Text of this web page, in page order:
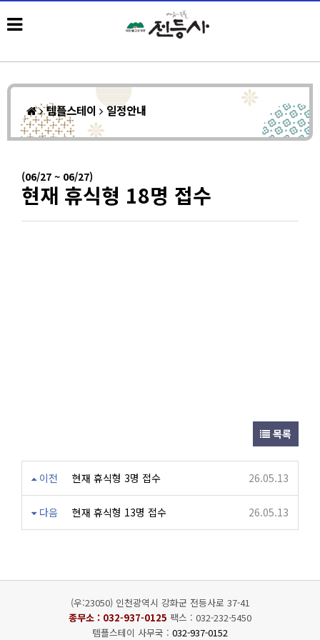
템플스테이 일정안내
(06/27 ~ 06/27)
현재 휴식형 18명 접수
목록
이전 현재 휴식형 3명 접수 26.05.13
다음 현재 휴식형 13명 접수 26.05.13
(우:23050) 인천광역시 강화군 전등사로 37-41
종무소 : 032-937-0125 팩스 : 032-232-5450
템플스테이 사무국 : 032-937-0152